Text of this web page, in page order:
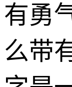
有勇
么带